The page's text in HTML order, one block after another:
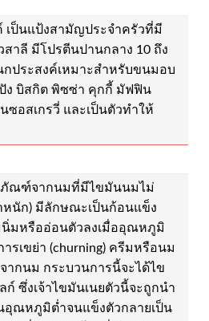
เป็นแป้งสามัญประจำครัวที่มี
าลี มีโปรตีนปานกลาง 10 ถึง
กประสงค์เหมาะสำหรับขนมอบ
ง บิสกิต พิซซ่า คุกกี้ มัฟฟิน
ซอสเกรวี่ และเป็นตัวทำให้
ตภัณฑ์จากนมที่มีไขมันนมไม่
หนัก) มีลักษณะเป็นก้อนแข็ง
นิ่มหรืออ่อนตัวลงเมื่ออุณหภูมิ
รเขย่า (churning) ครีมหรือนม
ากนม กระบวนการนี้จะได้ไข
ก์ ซึ่งเจ้าไขมันเนยตัวนี้จะถูกนำ
อุณหภูมิต่ำจนแข็งตัวกลายเป็น